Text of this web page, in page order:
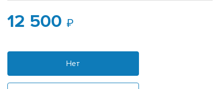
12 500
Нет